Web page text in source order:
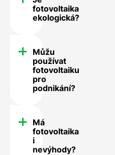
fotovoltaika
ekologická?
Můžu
používat
fotovoltaiku
pro
podnikání?
Má
fotovoltaika
i
nevýhody?